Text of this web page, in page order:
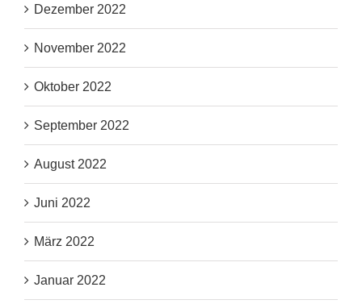
Dezember 2022
November 2022
Oktober 2022
September 2022
August 2022
Juni 2022
März 2022
Januar 2022